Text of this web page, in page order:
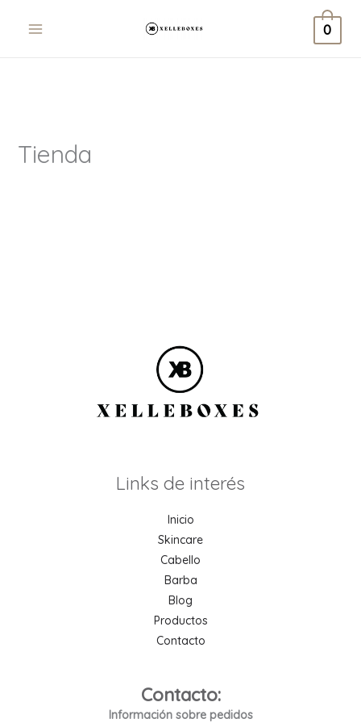
0
Tienda
Links de interés
Inicio
Skincare
Cabello
Barba
Blog
Productos
Contacto
Contacto:
Información sobre pedidos